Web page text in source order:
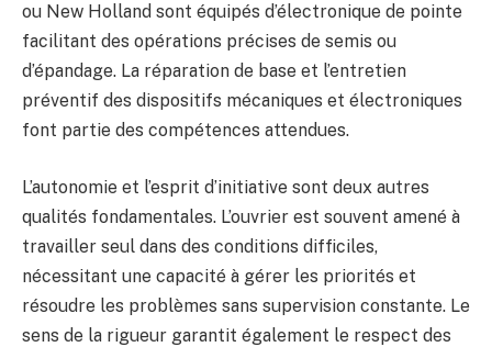
ou New Holland sont équipés d’électronique de pointe
facilitant des opérations précises de semis ou
d’épandage. La réparation de base et l’entretien
préventif des dispositifs mécaniques et électroniques
font partie des compétences attendues.
L’autonomie et l’esprit d’initiative sont deux autres
qualités fondamentales. L’ouvrier est souvent amené à
travailler seul dans des conditions difficiles,
nécessitant une capacité à gérer les priorités et
résoudre les problèmes sans supervision constante. Le
sens de la rigueur garantit également le respect des